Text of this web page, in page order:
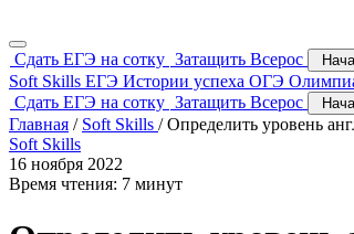
Сдать ЕГЭ на сотку Затащить Всерос
Soft Skills ЕГЭ Истории успеха ОГЭ
Сдать ЕГЭ на сотку Затащить Всерос
Главная / Soft Skills /Определить уровень
Soft Skills
16 ноября 2022
Время чтения: 7 минут